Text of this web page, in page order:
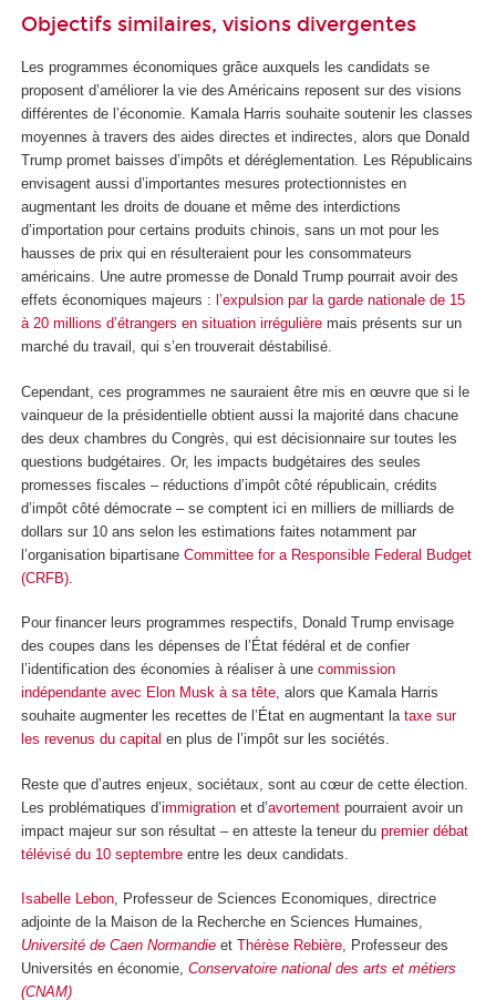
Objectifs similaires, visions divergentes
Les programmes économiques grâce auxquels les candidats se
proposent d’améliorer la vie des Américains reposent sur des visions
différentes de l’économie. Kamala Harris souhaite soutenir les classes
moyennes à travers des aides directes et indirectes, alors que Donald
Trump promet baisses d’impôts et déréglementation. Les Républicains
envisagent aussi d’importantes mesures protectionnistes en
augmentant les droits de douane et même des interdictions
d’importation pour certains produits chinois, sans un mot pour les
hausses de prix qui en résulteraient pour les consommateurs
américains. Une autre promesse de Donald Trump pourrait avoir des
effets économiques majeurs : l’expulsion par la garde nationale de 15
à 20 millions d’étrangers en situation irrégulière mais présents sur un
marché du travail, qui s’en trouverait déstabilisé.
Cependant, ces programmes ne sauraient être mis en œuvre que si le
vainqueur de la présidentielle obtient aussi la majorité dans chacune
des deux chambres du Congrès, qui est décisionnaire sur toutes les
questions budgétaires. Or, les impacts budgétaires des seules
promesses fiscales – réductions d’impôt côté républicain, crédits
d’impôt côté démocrate – se comptent ici en milliers de milliards de
dollars sur 10 ans selon les estimations faites notamment par
l’organisation bipartisane Committee for a Responsible Federal Budget
(CRFB)
Pour financer leurs programmes respectifs, Donald Trump envisage
des coupes dans les dépenses de l’État fédéral et de confier
l’identification des économies à réaliser à une commission
indépendante avec Elon Musk à sa tête, alors que Kamala Harris
souhaite augmenter les recettes de l’État en augmentant la taxe sur
les revenus du capital en plus de l’impôt sur les sociétés.
Reste que d’autres enjeux, sociétaux, sont au cœur de cette élection.
Les problématiques d’immigration et d’avortement pourraient avoir un
impact majeur sur son résultat – en atteste la teneur du premier débat
télévisé du 10 septembre entre les deux candidats.
Isabelle Lebon, Professeur de Sciences Economiques, directrice
adjointe de la Maison de la Recherche en Sciences Humaines,
Université de Caen Normandie et Thérèse Rebière, Professeur des
Universités en économie, Conservatoire national des arts et métiers
(CNAM)